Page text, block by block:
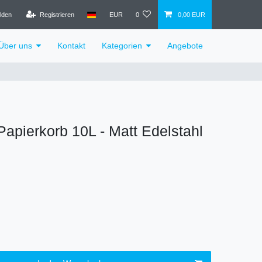
Registrieren EUR 0 0,00 EUR
uns Kontakt Kategorien Angebote
10L - Matt Edelstahl